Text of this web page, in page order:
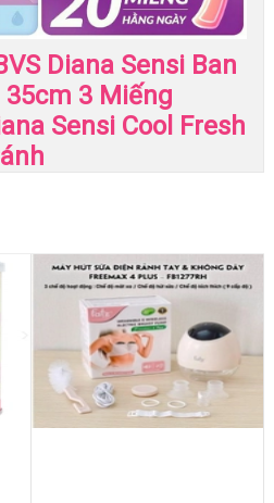
Diana Sensi Ban
3 Miếng
Sensi Cool Fresh